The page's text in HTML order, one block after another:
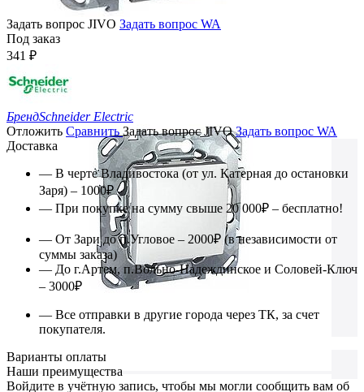
Задать вопрос JIVO Задать вопрос WA
Под заказ
341 ₽
БрендSchneider Electric
Отложить Сравнить Задать вопрос JIVO Задать вопрос WA
Доставка
— В черте Владивостока (от ул. Катерная до остановки
Заря) – 1000₽
— При покупке на сумму свыше 20 000₽ – бесплатно!
— От Зари до п.Угловое – 2000₽ (в независимости от
суммы заказа)
— До г.Артем, п.Вольно-Надеждинское и Соловей-Ключ
– 3000₽
— Все отправки в другие города через ТК, за счет
покупателя.
Варианты оплаты
Наши преимущества
Войдите в учётную запись, чтобы мы могли сообщить вам об